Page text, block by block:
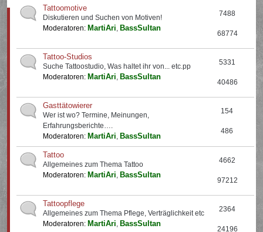
Tattoomotive
Diskutieren und Suchen von Motiven!
Moderatoren: MartiAri, BassSultan
7488
68774
Tattoo-Studios
Suche Tattoostudio, Was haltet ihr von... etc.pp
Moderatoren: MartiAri, BassSultan
5331
40486
Gasttätowierer
Wer ist wo? Termine, Meinungen,
Erfahrungsberichte….
Moderatoren: MartiAri, BassSultan
154
486
Tattoo
Allgemeines zum Thema Tattoo
Moderatoren: MartiAri, BassSultan
4662
97212
Tattoopflege
Allgemeines zum Thema Pflege, Verträglichkeit etc
Moderatoren: MartiAri, BassSultan
2364
24196